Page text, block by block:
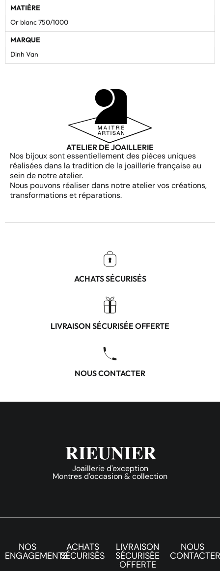
MATIÈRE
Or blanc 750/1000
MARQUE
Dinh Van
ATELIER DE JOAILLERIE
Nos bijoux sont essentiellement des pièces uniques
réalisées dans la tradition de la joaillerie française au
sein de notre atelier.
Nous pouvons réaliser dans notre atelier vos créations,
transformations et réparations.
ACHATS SÉCURISÉS
LIVRAISON SÉCURISÉE OFFERTE
NOUS CONTACTER
Joaillerie d'exception
Montres d'occasion & collection
NOS
ENGAGEMENTS
ACHATS
SÉCURISÉS
LIVRAISON
SÉCURISÉE
OFFERTE
NOUS
CONTACTER